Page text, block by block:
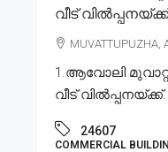
വീട്
MUVATTUPUZHA,
1.ആവോലി
വീട് വിൽപ്പനയ്ക്ക്.
24607
COMMERCIAL